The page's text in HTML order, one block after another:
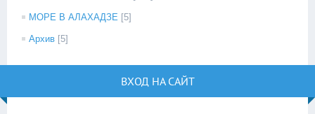
МОРЕ В АЛАХАДЗЕ [5]
Архив [5]
ВХОД НА САЙТ